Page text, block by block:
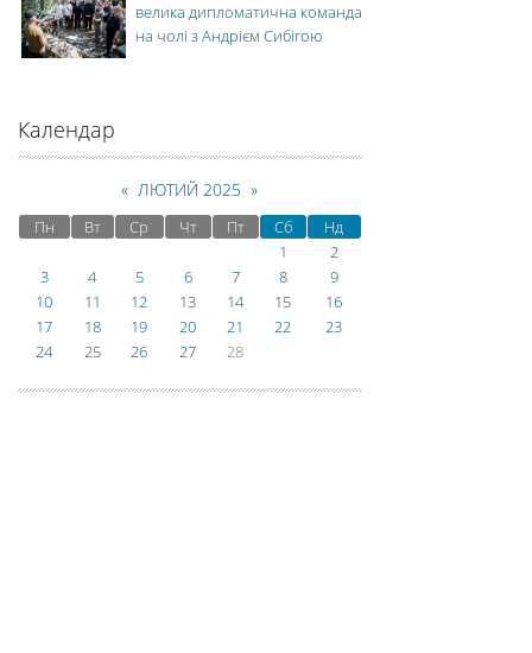
велика дипломатична команда
на чолі з Андрієм Сибігою
Календар
« ЛЮТИЙ 2025 »
Пн Вт Ср Чт Пт Сб
Нд
1
2
3
4 5 6 7 8
9
10
11 12 13 14 15
16
17
18 19 20 21 22
23
24
25 26 27 28